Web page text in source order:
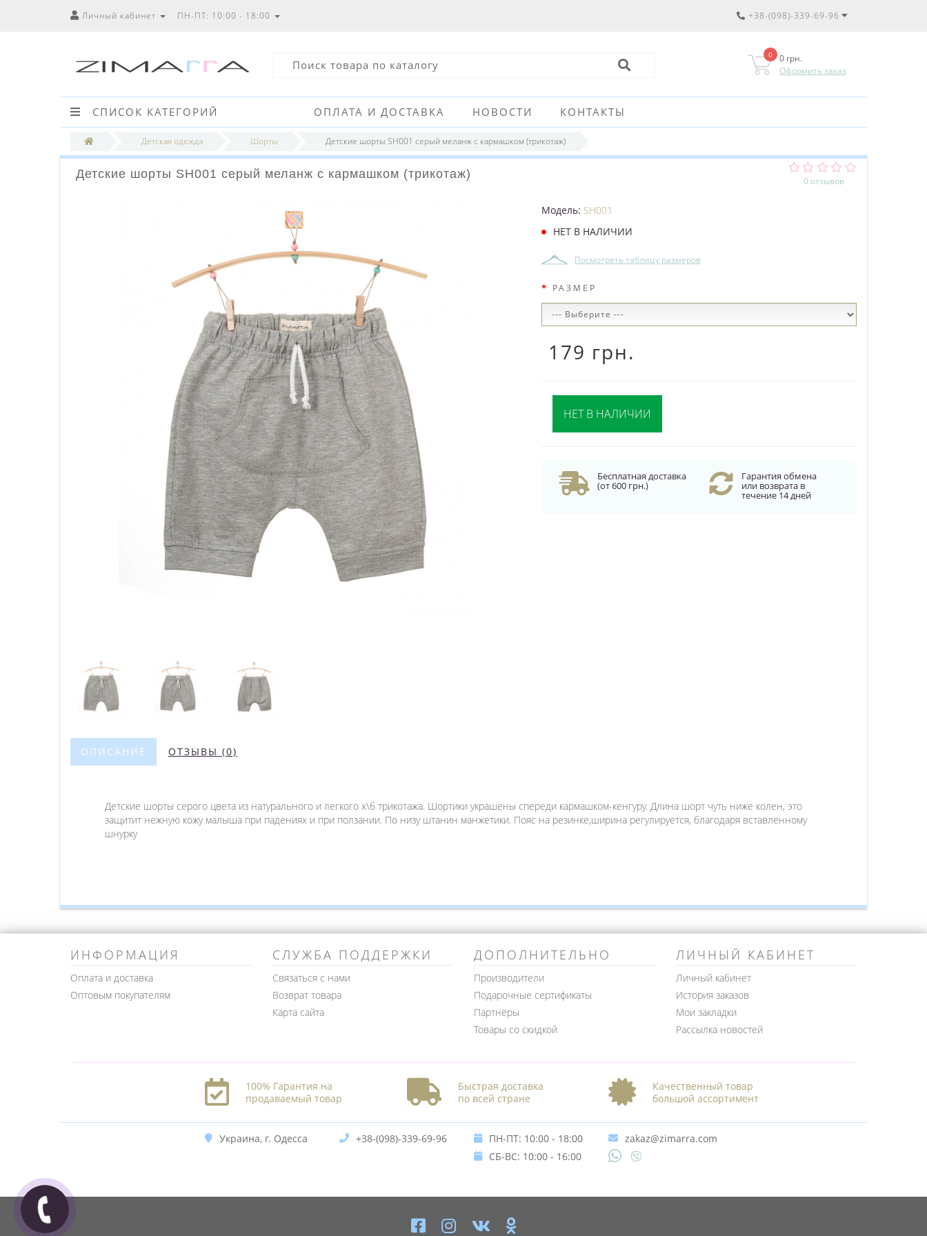
Личный кабинет ПН-ПТ: 10:00 - 18:00 +38-(098)-339-69-96
0
0 грн.
Оформить заказ
СПИСОК КАТЕГОРИЙ ОПЛАТА И ДОСТАВКА НОВОСТИ КОНТАКТЫ
Детская одежда Шорты Детские шорты SH001 серый меланж с кармашком (трикотаж)
Детские шорты SH001 серый меланж с кармашком (трикотаж)
0 отзывов
Модель: SH001
НЕТ В НАЛИЧИИ
Посмотреть таблицу размеров
РАЗМЕР
179 грн.
НЕТ В НАЛИЧИИ
Бесплатная доставка
(от 600 грн.)
Гарантия обмена
или возврата в
течение 14 дней
ОПИСАНИЕ ОТЗЫВЫ (0)
Детские шорты серого цвета из натурального и легкого х\б трикотажа. Шортики украшены спереди кармашком-кенгуру. Длина шорт чуть ниже колен, это
защитит нежную кожу малыша при падениях и при ползании. По низу штанин манжетики. Пояс на резинке,ширина регулируется, благодаря вставленному
шнурку
ИНФОРМАЦИЯ
Оплата и доставка
Оптовым покупателям
СЛУЖБА ПОДДЕРЖКИ
Связаться с нами
Возврат товара
Карта сайта
ДОПОЛНИТЕЛЬНО
Производители
Подарочные сертификаты
Партнёры
Товары со скидкой
ЛИЧНЫЙ КАБИНЕТ
Личный кабинет
История заказов
Мои закладки
Рассылка новостей
100% Гарантия на
продаваемый товар
Быстрая доставка
по всей стране
Качественный товар
большой ассортимент
Украина, г. Одесса +38-(098)-339-69-96
ПН-ПТ: 10:00 - 18:00
СБ-ВС: 10:00 - 16:00
zakaz@zimarra.com